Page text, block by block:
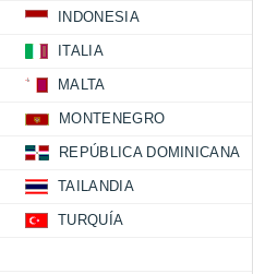
INDONESIA
ITALIA
MALTA
MONTENEGRO
REPÚBLICA DOMINICANA
TAILANDIA
TURQUÍA